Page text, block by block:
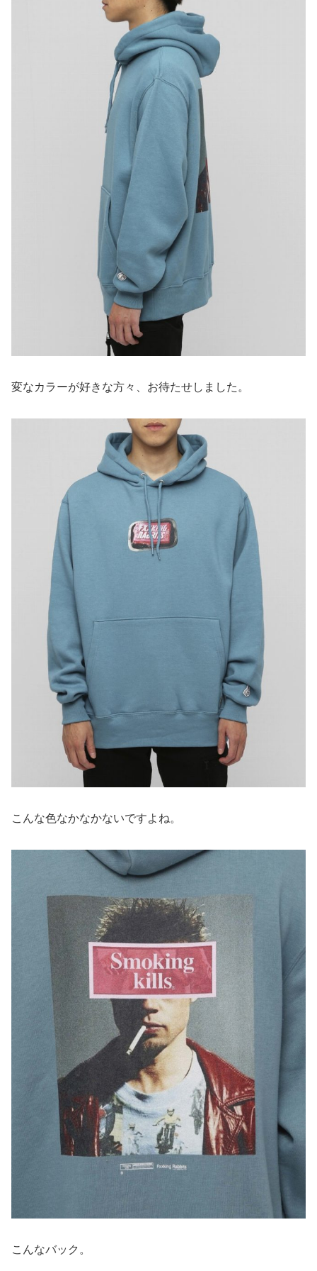
変なカラーが好きな方々、お待たせしました。
こんな色なかなかないですよね。
こんなバック。